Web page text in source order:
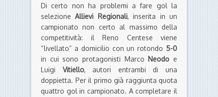
Di certo non ha problemi a fare gol la
selezioneAllievi Regionali, inserita in un
campionato non certo al massimo della
competitività: il Reno Centese viene
“livellato” a domicilio con un rotondo 5-0
in cui sono protagonisti Marco Neodo e
Luigi Vitiello, autori entrambi di una
doppietta. Per il primo già raggiunta quota
quattro gol in campionato. A completare il